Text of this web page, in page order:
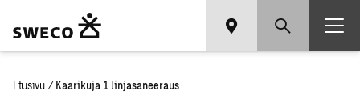
Etusivu / Kaarikuja 1 linjasaneeraus